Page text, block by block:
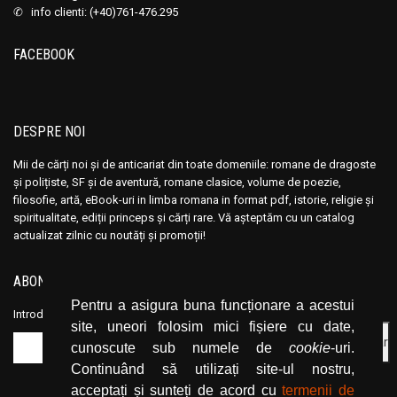
Pentru a asigura buna funcționare a acestui
site, uneori folosim mici fișiere cu date,
cunoscute sub numele de cookie-uri.
Continuând să utilizați site-ul nostru,
acceptați și sunteți de acord cutermenii de
Anisoara Odeanu
Ann Charlton
Anne and Ed Kolaczyk
Anne Birkefeldt Ragde
Anne de Vries
Anne Frank
Anne Hampson
Anne Marie Desmarest
Anne Mariel
Anne Mather
Anne Styles
Anisoara Odeanu
Ann Charlton
Anne and Ed Kolaczyk
Anne Birkefeldt Ragde
Anne de Vries
Anne Frank
Anne Hampson
Anne Marie Desmarest
Anne Mariel
Anne Mather
Anne Styles
✆ info clienti: (+40)761-476.295
FACEBOOK
DESPRE NOI
Mii de cărți noi și de anticariat din toate domeniile: romane de dragoste
și polițiste, SF și de aventură, romane clasice, volume de poezie,
filosofie, artă, eBook-uri in limba romana in format pdf, istorie, religie și
spiritualitate, ediții princeps și cărți rare. Vă așteptăm cu un catalog
actualizat zilnic cu noutăți și promoții!
ABONEAZĂ-TE LA NEWSLETTER
Introduceți adresa dvs. de email și dați click pe butonul de abonare.